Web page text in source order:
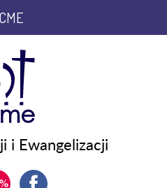
i Ewangelizacji
CME